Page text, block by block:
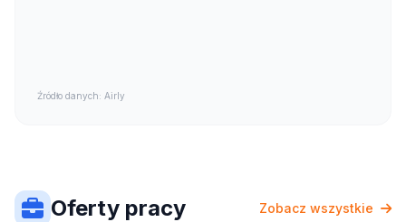
Źródło danych: Airly
Oferty pracy Zobacz wszystkie